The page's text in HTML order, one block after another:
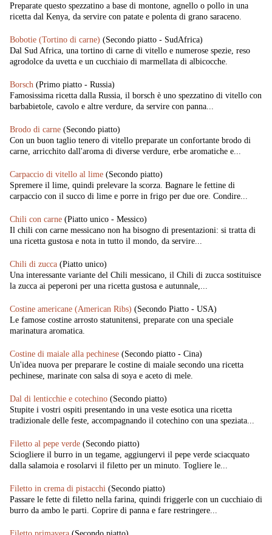
Preparate questo spezzatino a base di montone, agnello o pollo in una
ricetta dal Kenya, da servire con patate e polenta di grano saraceno.
Bobotie (Tortino di carne) (Secondo piatto - SudAfrica)
Dal Sud Africa, una tortino di carne di vitello e numerose spezie, reso
agrodolce da uvetta e un cucchiaio di marmellata di albicocche.
Borsch (Primo piatto - Russia)
Famosissima ricetta dalla Russia, il borsch è uno spezzatino di vitello con
barbabietole, cavolo e altre verdure, da servire con panna...
Brodo di carne (Secondo piatto)
Con un buon taglio tenero di vitello preparate un confortante brodo di
carne, arricchito dall'aroma di diverse verdure, erbe aromatiche e...
Carpaccio di vitello al lime (Secondo piatto)
Spremere il lime, quindi prelevare la scorza. Bagnare le fettine di
carpaccio con il succo di lime e porre in frigo per due ore. Condire...
Chili con carne (Piatto unico - Messico)
Il chili con carne messicano non ha bisogno di presentazioni: si tratta di
una ricetta gustosa e nota in tutto il mondo, da servire...
Chili di zucca (Piatto unico)
Una interessante variante del Chili messicano, il Chili di zucca sostituisce
la zucca ai peperoni per una ricetta gustosa e autunnale,...
Costine americane (American Ribs) (Secondo Piatto - USA)
Le famose costine arrosto statunitensi, preparate con una speciale
marinatura aromatica.
Costine di maiale alla pechinese (Secondo piatto - Cina)
Un'idea nuova per preparare le costine di maiale secondo una ricetta
pechinese, marinate con salsa di soya e aceto di mele.
Dal di lenticchie e cotechino (Secondo piatto)
Stupite i vostri ospiti presentando in una veste esotica una ricetta
tradizionale delle feste, accompagnando il cotechino con una speziata...
Filetto al pepe verde (Secondo piatto)
Sciogliere il burro in un tegame, aggiungervi il pepe verde sciacquato
dalla salamoia e rosolarvi il filetto per un minuto. Togliere le...
Filetto in crema di pistacchi (Secondo piatto)
Passare le fette di filetto nella farina, quindi friggerle con un cucchiaio di
burro da ambo le parti. Coprire di panna e fare restringere...